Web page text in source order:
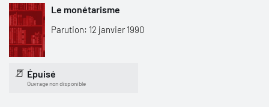
Le monétarisme
Parution: 12 janvier 1990
Épuisé
Ouvrage non disponible